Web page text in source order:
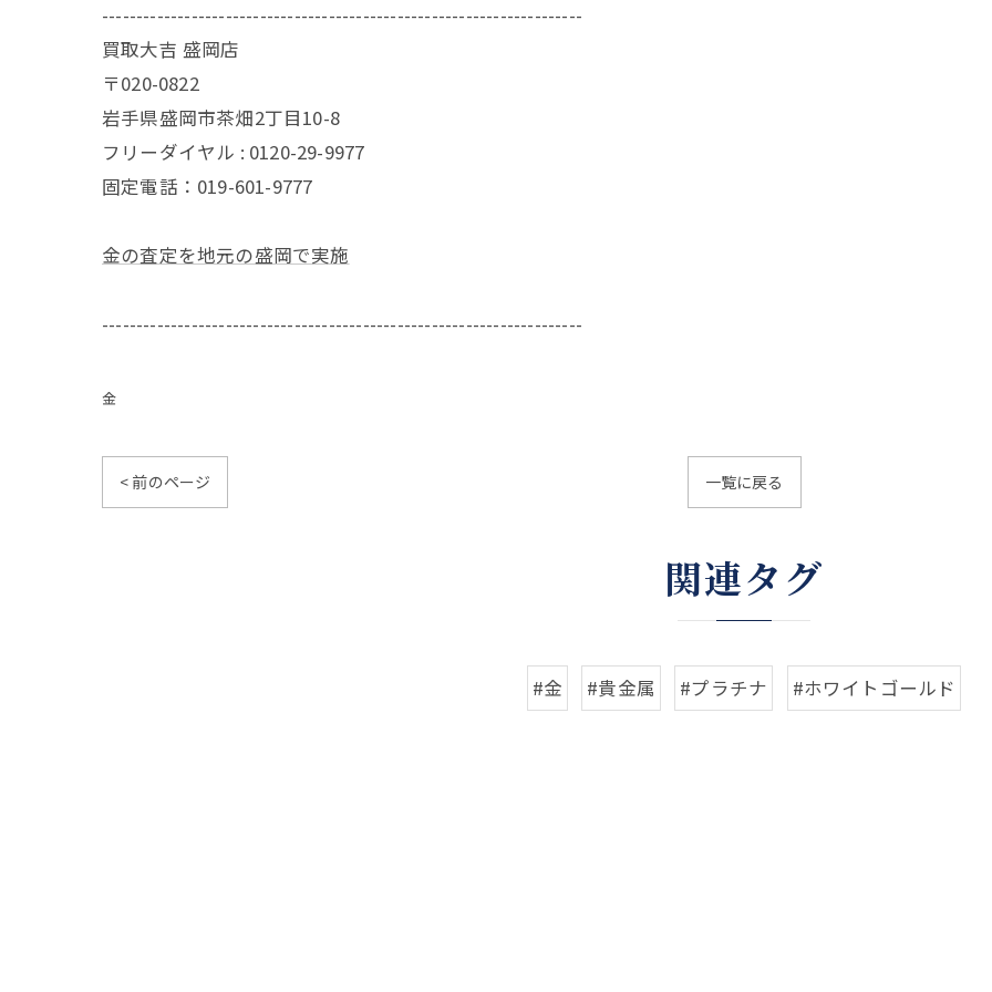
----------------------------------------------------------------------
買取大吉 盛岡店
〒020-0822
岩手県盛岡市茶畑2丁目10-8
フリーダイヤル : 0120-29-9977
固定電話：019-601-9777
金の査定を地元の盛岡で実施
----------------------------------------------------------------------
金
< 前のページ 一覧に戻る
関連タグ
#金 #貴金属 #プラチナ #ホワイトゴールド